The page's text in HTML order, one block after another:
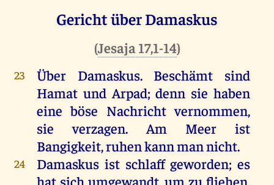
Gericht über Damaskus
(Jesaja 17,1-14)
23 Über Damaskus. Beschämt
sind
Hamat und Arpad;denn sie haben
eine böse Nachrichtvernommen,
sie
verzagen. Am Meer
ist
Bangigkeit,ruhenkannmannicht.
24 Damaskus istschlaffgeworden;es
hat sich umgewandt,um zu fliehen